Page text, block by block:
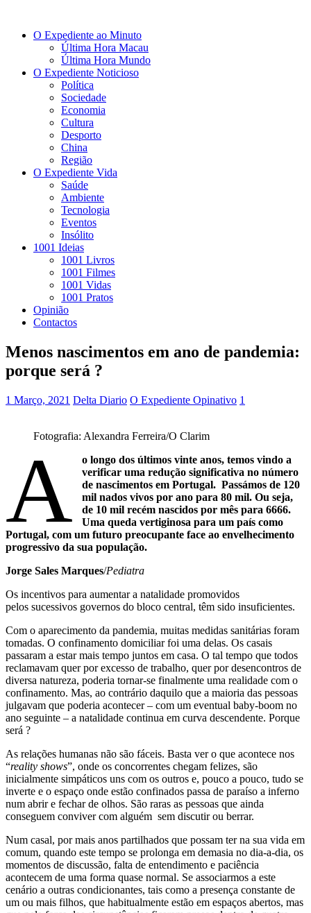
O Expediente ao Minuto
Última Hora Macau
Última Hora Mundo
O Expediente Noticioso
Política
Sociedade
Economia
Cultura
Desporto
China
Região
O Expediente Vida
Saúde
Ambiente
Tecnologia
Eventos
Insólito
1001 Ideias
1001 Livros
1001 Filmes
1001 Vidas
1001 Pratos
Opinião
Contactos
Menos nascimentos em ano de pandemia:
porque será ?
1 Março, 2021 Delta Diario O Expediente Opinativo 1
Fotografia: Alexandra Ferreira/O Clarim
A
o longo dos últimos vinte anos, temos vindo a
verificar uma redução significativa no número
de nascimentos em Portugal. Passámos de 120
mil nados vivos por ano para 80 mil. Ou seja,
de 10 mil recém nascidos por mês para 6666.
Uma queda vertiginosa para um país como
Portugal, com um futuro preocupante face ao envelhecimento
progressivo da sua população.
Jorge Sales Marques/Pediatra
Os incentivos para aumentar a natalidade promovidos
pelos sucessivos governos do bloco central, têm sido insuficientes.
Com o aparecimento da pandemia, muitas medidas sanitárias foram
tomadas. O confinamento domiciliar foi uma delas. Os casais
passaram a estar mais tempo juntos em casa. O tal tempo que todos
reclamavam quer por excesso de trabalho, quer por desencontros de
diversa natureza, poderia tornar-se finalmente uma realidade com o
confinamento. Mas, ao contrário daquilo que a maioria das pessoas
julgavam que poderia acontecer – com um eventual baby-boom no
ano seguinte – a natalidade continua em curva descendente. Porque
será ?
As relações humanas não são fáceis. Basta ver o que acontece nos
“reality shows”, onde os concorrentes chegam felizes, são
inicialmente simpáticos uns com os outros e, pouco a pouco, tudo se
inverte e o espaço onde estão confinados passa de paraíso a inferno
num abrir e fechar de olhos. São raras as pessoas que ainda
conseguem conviver com alguém sem discutir ou berrar.
Num casal, por mais anos partilhados que possam ter na sua vida em
comum, quando este tempo se prolonga em demasia no dia-a-dia, os
momentos de discussão, falta de entendimento e paciência
acontecem de uma forma quase normal. Se associarmos a este
cenário a outras condicionantes, tais como a presença constante de
um ou mais filhos, que habitualmente estão em espaços abertos, mas